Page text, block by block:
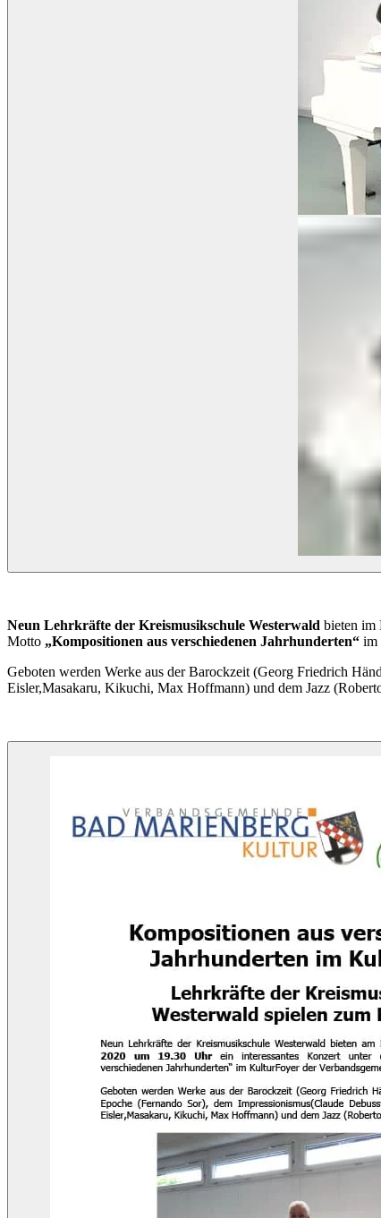
Neun Lehrkräfte der Kreismusikschule Westerwald bieten im
Motto „Kompositionen aus verschiedenen Jahrhunderten“ im
Geboten werden Werke aus der Barockzeit (Georg Friedrich
Eisler,Masakaru, Kikuchi, Max Hoffmann) und dem Jazz